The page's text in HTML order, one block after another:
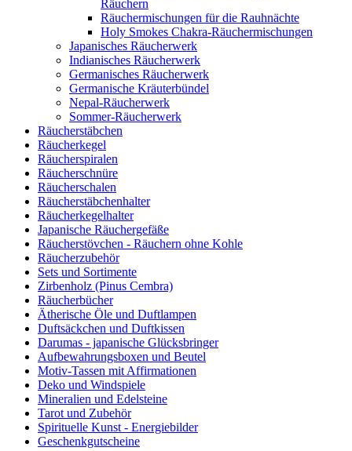
Räuchern
Räuchermischungen für die Rauhnächte
Holy Smokes Chakra-Räuchermischungen
Japanisches Räucherwerk
Indianisches Räucherwerk
Germanisches Räucherwerk
Germanische Kräuterbündel
Nepal-Räucherwerk
Sommer-Räucherwerk
Räucherstäbchen
Räucherkegel
Räucherspiralen
Räucherschnüre
Räucherschalen
Räucherstäbchenhalter
Räucherkegelhalter
Japanische Räuchergefäße
Räucherstövchen - Räuchern ohne Kohle
Räucherzubehör
Sets und Sortimente
Zirbenholz (Pinus Cembra)
Räucherbücher
Ätherische Öle und Duftlampen
Duftsäckchen und Duftkissen
Darumas - japanische Glücksbringer
Aufbewahrungsboxen und Beutel
Motiv-Tassen mit Affirmationen
Deko und Windspiele
Mineralien und Edelsteine
Tarot und Zubehör
Spirituelle Kunst - Energiebilder
Geschenkgutscheine